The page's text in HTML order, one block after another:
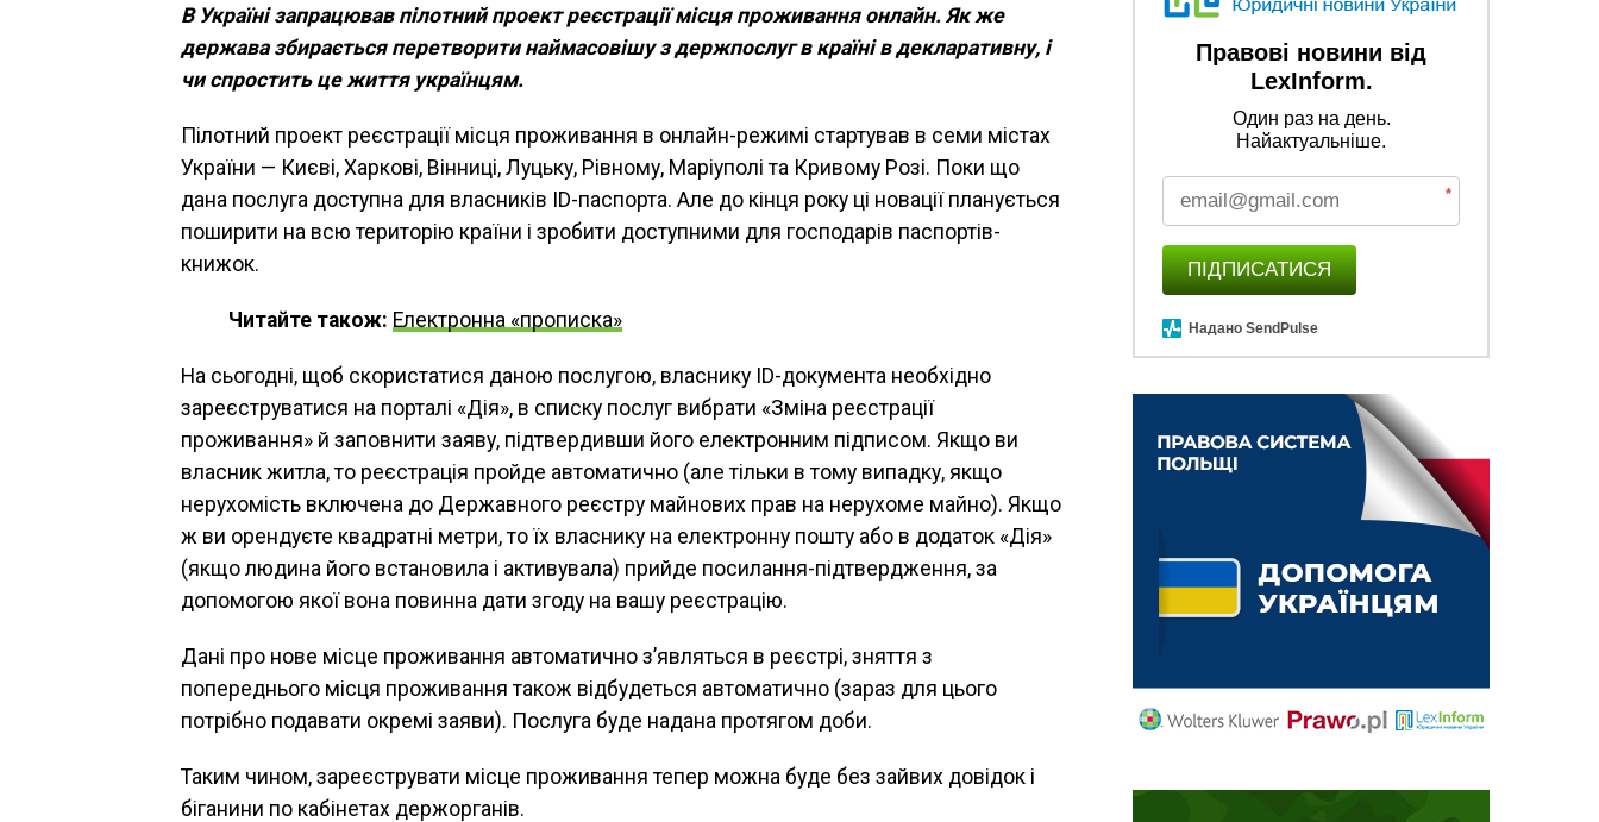
В Україні запрацював пілотний проект реєстрації місця проживання онлайн. Як же
держава збирається перетворити наймасовішу з держпослуг в країні в декларативну, і
чи спростить це життя українцям.
Пілотний проект реєстрації місця проживання в онлайн-режимі стартував в семи містах
України — Києві, Харкові, Вінниці, Луцьку, Рівному, Маріуполі та Кривому Розі. Поки що
дана послуга доступна для власників ID-паспорта. Але до кінця року ці новації планується
поширити на всю територію країни і зробити доступними для господарів паспортів-
книжок.
Читайте також: Електронна «прописка»
На сьогодні, щоб скористатися даною послугою, власнику ID-документа необхідно
зареєструватися на порталі «Дія», в списку послуг вибрати «Зміна реєстрації
проживання» й заповнити заяву, підтвердивши його електронним підписом. Якщо ви
власник житла, то реєстрація пройде автоматично (але тільки в тому випадку, якщо
нерухомість включена до Державного реєстру майнових прав на нерухоме майно). Якщо
ж ви орендуєте квадратні метри, то їх власнику на електронну пошту або в додаток «Дія»
(якщо людина його встановила і активувала) прийде посилання-підтвердження, за
допомогою якої вона повинна дати згоду на вашу реєстрацію.
Дані про нове місце проживання автоматично з’являться в реєстрі, зняття з
попереднього місця проживання також відбудеться автоматично (зараз для цього
потрібно подавати окремі заяви). Послуга буде надана протягом доби.
Таким чином, зареєструвати місце проживання тепер можна буде без зайвих довідок і
біганини по кабінетах держорганів.
Правові новини від
LexInform.
Один раз на день.
Найактуальніше.
*
ПІДПИСАТИСЯ
Надано SendPulse